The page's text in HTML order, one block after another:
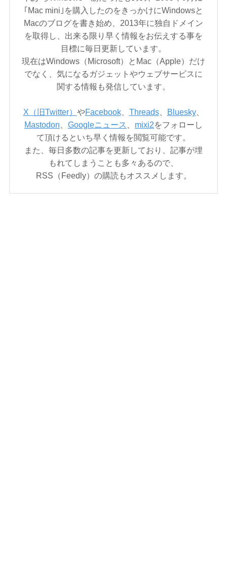
｢Mac mini｣を購入したのをきっかけにWindowsと
Macのブログを書き始め、2013年に独自ドメイン
を取得し、出来る限り早く情報をお伝えする事を
目標に毎日更新しています。
現在はWindows（Microsoft）とMac（Apple）だけ
でなく、気になるガジェットやウェブサービスに
関する情報も発信しています。
X（旧Twitter） やFacebook、 Threads、 Bluesky、
Mastodon
Googleニュース mixi2をフォローし
て頂けるといち早く情報を閲覧可能です。
また、毎日多数の記事を更新しており、記事が埋
もれてしまうことも多々あるので、
RSS（Feedly）の購読もオススメします。